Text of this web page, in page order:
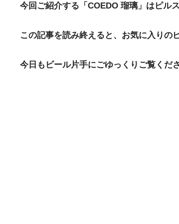
今回ご紹介する「COEDO 瑠璃」はピル
この記事を読み終えると、お気に入りの
今日もビール片手にごゆっくりご覧くだ